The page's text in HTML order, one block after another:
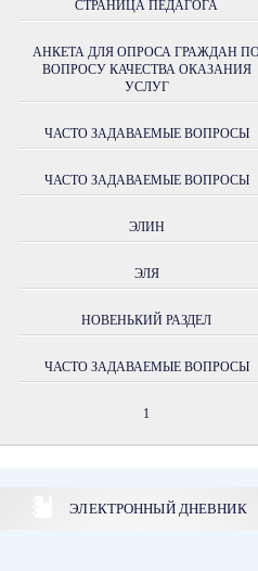
СТРАНИЦА ПЕДАГОГА
АНКЕТА ДЛЯ ОПРОСА ГРАЖДАН
ВОПРОСУ КАЧЕСТВА ОКАЗАНИЯ
УСЛУГ
ЧАСТО ЗАДАВАЕМЫЕ ВОПРОСЫ
ЧАСТО ЗАДАВАЕМЫЕ ВОПРОСЫ
ЭЛИН
ЭЛЯ
НОВЕНЬКИЙ РАЗДЕЛ
ЧАСТО ЗАДАВАЕМЫЕ ВОПРОСЫ
1
ЭЛЕКТРОННЫЙ ДНЕВНИК